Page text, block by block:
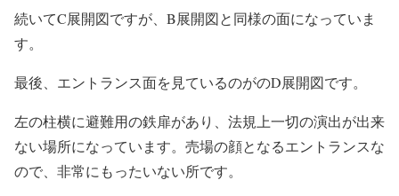
続いてC展開図ですが、B展開図と同様の面になっていま
す。
最後、エントランス面を見ているのがのD展開図です。
左の柱横に避難用の鉄扉があり、法規上一切の演出が出来
ない場所になっています。売場の顔となるエントランスな
ので、非常にもったいない所です。